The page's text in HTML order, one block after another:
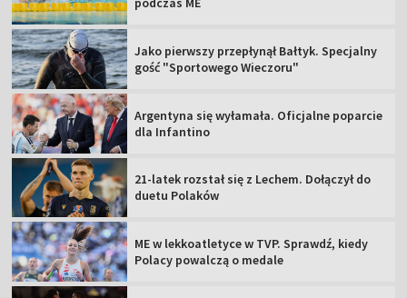
Jako pierwszy przepłynął Bałtyk. Specjalny
gość "Sportowego Wieczoru"
Argentyna się wyłamała. Oficjalne poparcie
dla Infantino
21-latek rozstał się z Lechem. Dołączył do
duetu Polaków
ME w lekkoatletyce w TVP. Sprawdź, kiedy
Polacy powalczą o medale